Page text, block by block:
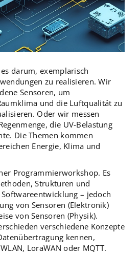
darum, exemplarisch
zu realisieren. Wir
Sensoren, um
und die Luftqualität zu
Oder wir messen
die UV-Belastung
Die Themen kommen
Energie, Klima und
Programmierworkshop. Es
Strukturen und
– jedoch
von Sensoren (Elektronik)
von Sensoren (Physik).
verschiedene Konzepte
kennen,
LoraWAN oder MQTT.